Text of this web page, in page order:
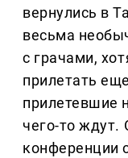
вернулись в
весьма
с грачами,
прилетать
прилетевшие
чего-то ждут.
конференции